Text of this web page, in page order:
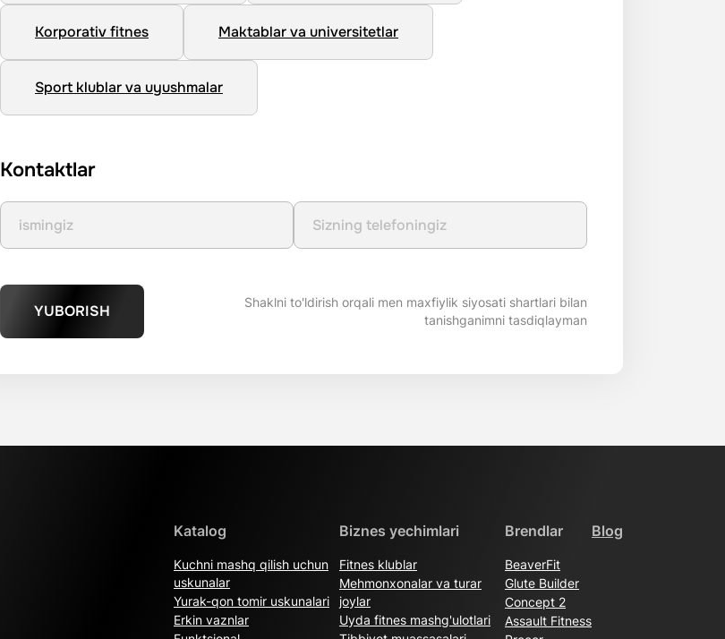
Korporativ fitnes Maktablar va universitetlar
Sport klublar va uyushmalar
Kontaktlar
YUBORISH
Shaklni to'ldirish orqali men maxfiylik siyosati shartlari bilan
tanishganimni tasdiqlayman
Katalog
Kuchni mashq qilish uchun
uskunalar
Yurak-qon tomir uskunalari
Erkin vaznlar
Biznes yechimlari
Fitnes klublar
Mehmonxonalar va turar
joylar
Uyda fitnes mashg'ulotlari
Brendlar
BeaverFit
Glute Builder
Concept 2
Assault Fitness
Blog